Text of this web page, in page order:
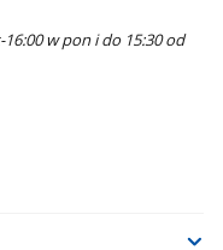
w pon i do 15:30 od